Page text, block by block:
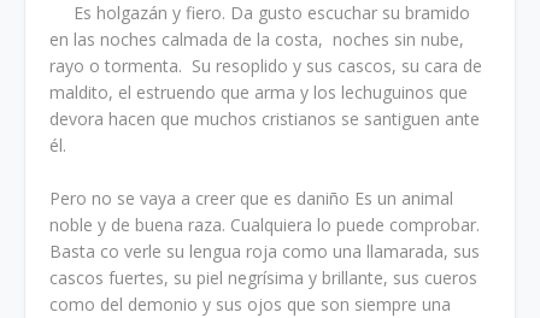
Es holgazán y fiero. Da gusto escuchar su bramido
en las noches calmada de la costa, noches sin nube,
rayo o tormenta. Su resoplido y sus cascos, su cara de
maldito, el estruendo que arma y los lechuguinos que
devora hacen que muchos cristianos se santiguen ante
él.
Pero no se vaya a creer que es daniño Es un animal
noble y de buena raza. Cualquiera lo puede comprobar.
Basta co verle su lengua roja como una llamarada, sus
cascos fuertes, su piel negrísima y brillante, sus cueros
como del demonio y sus ojos que son siempre una